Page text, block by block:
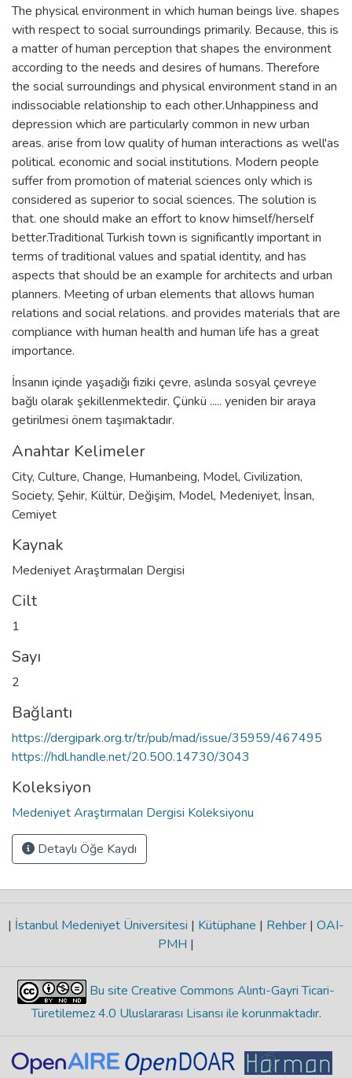
The physical environment in which human beings live. shapes
with respect to social surroundings primarily. Because, this is
a matter of human perception that shapes the environment
according to the needs and desires of humans. Therefore
the social surroundings and physical environment stand in an
indissociable relationship to each other.Unhappiness and
depression which are particularly common in new urban
areas. arise from low quality of human interactions as well'as
political. economic and social institutions. Modern people
suffer from promotion of material sciences only which is
considered as superior to social sciences. The solution is
that. one should make an effort to know himself/herself
better.Traditional Turkish town is significantly important in
terms of traditional values and spatial identity, and has
aspects that should be an example for architects and urban
planners. Meeting of urban elements that allows human
relations and social relations. and provides materials that are
compliance with human health and human life has a great
importance.
İnsanın içinde yaşadığı fiziki çevre, aslında sosyal çevreye
bağlı olarak şekillenmektedir. Çünkü ..... yeniden bir araya
getirilmesi önem taşımaktadır.
Anahtar Kelimeler
City, Culture, Change, Humanbeing, Model, Civilization,
Society, Şehir, Kültür, Değişim, Model, Medeniyet, İnsan,
Cemiyet
Kaynak
Medeniyet Araştırmaları Dergisi
Cilt
1
Sayı
2
Bağlantı
https://dergipark.org.tr/tr/pub/mad/issue/35959/467495
https://hdl.handle.net/20.500.14730/3043
Koleksiyon
Medeniyet Araştırmaları Dergisi Koleksiyonu
Detaylı Öğe Kaydı
| İstanbul Medeniyet Üniversitesi | Kütüphane | Rehber | OAI-
PMH |
Bu site Creative Commons Alıntı-Gayri Ticari-
Türetilemez 4.0 Uluslararası Lisansı ile korunmaktadır.